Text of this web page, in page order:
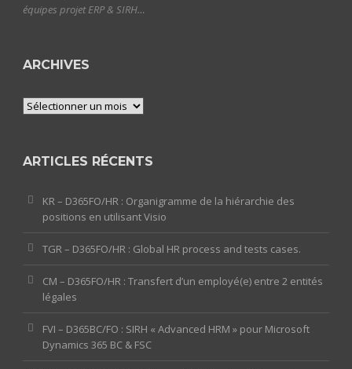
équipes projet ERP & SIRH…
ARCHIVES
Archives
ARTICLES RÉCENTS
KR – D365FO/HR : Organigramme de la hiérarchie des
positions en utilisant Visio
TGR – D365FO/HR : Global HR process and tests cases.
CM – D365FO/HR : Transfert d’un employé(e) entre 2 entités
légales
FVI – D365BC/FO : SIRH « Advanced HRM » pour Microsoft
Dynamics 365 BC & FSC